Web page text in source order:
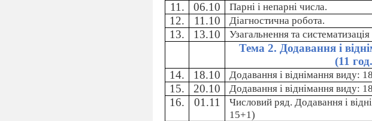
11. 06.10 Парні і непарні числа.
12. 11.10 Діагностична робота.
13. 13.10 Узагальнення та систематизація
Тема 2. Додавання і
(11
14.
18.10 Додавання і віднімання виду:
15. 20.10 Додавання і віднімання виду:
16. 01.11
Числовий ряд. Додавання і
15+1)